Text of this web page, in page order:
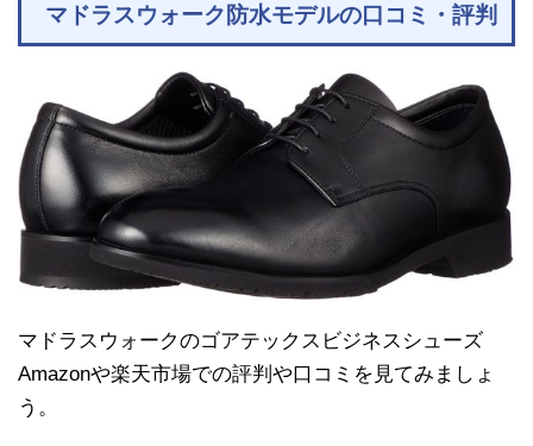
マドラスウォーク防水モデルの口コミ・評判
マドラスウォークのゴアテックスビジネスシューズ
Amazonや楽天市場での評判や口コミを見てみましょ
う。